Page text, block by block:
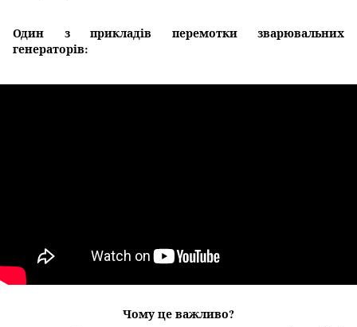
Один з прикладів перемотки зварювальних
генераторів:
Чому це важливо?